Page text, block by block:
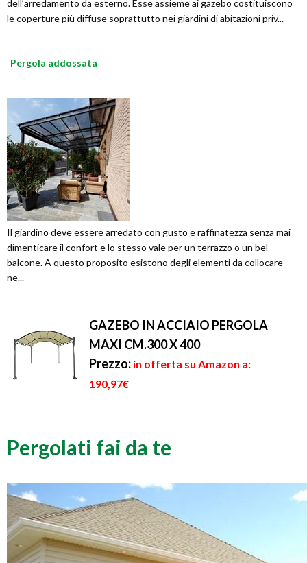
dell’arredamento da esterno. Esse assieme ai gazebo costituiscono
le coperture più diffuse soprattutto nei giardini di abitazioni priv...
Pergola addossata
Il giardino deve essere arredato con gusto e raffinatezza senza mai
dimenticare il confort e lo stesso vale per un terrazzo o un bel
balcone. A questo proposito esistono degli elementi da collocare
ne...
GAZEBO IN ACCIAIO PERGOLA
MAXI CM.300 X 400
Prezzo: in offerta su Amazon a:
190,97€
Pergolati fai da te